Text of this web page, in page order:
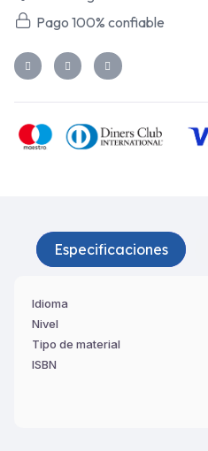
Pago 100% confiable
Especificaciones
Idioma
Nivel
Tipo de material
ISBN